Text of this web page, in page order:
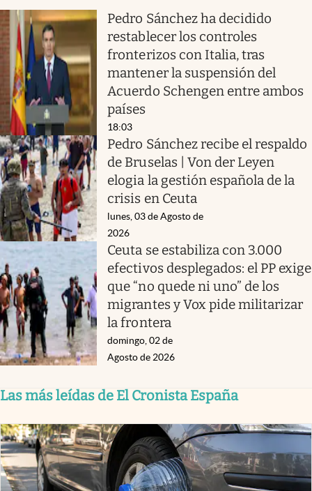
Pedro Sánchez ha decidido
restablecer los controles
fronterizos con Italia, tras
mantener la suspensión del
Acuerdo Schengen entre ambos
países
18:03
Pedro Sánchez recibe el respaldo
de Bruselas | Von der Leyen
elogia la gestión española de la
crisis en Ceuta
lunes, 03 de Agosto de
2026
Ceuta se estabiliza con 3.000
efectivos desplegados: el PP exige
que “no quede ni uno” de los
migrantes y Vox pide militarizar
la frontera
domingo, 02 de
Agosto de 2026
Las más leídas de El Cronista España